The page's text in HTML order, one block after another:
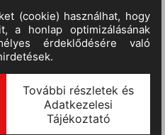
III. RAKTÁRON
(szállítási idő 9-14 nap)
:
III.
(szállítási idő 9-14 nap)
:
III.RAKTÁRON
(szállítási idő 9-14 nap)